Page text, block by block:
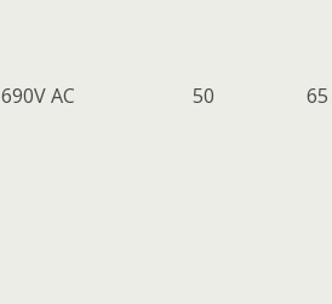
690V AC 50 65